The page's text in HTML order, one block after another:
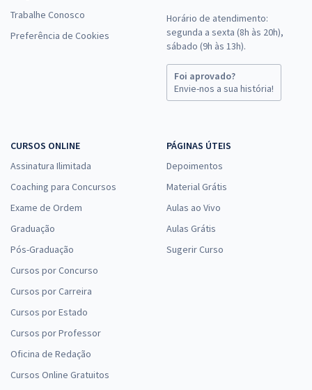
Trabalhe Conosco
Preferência de Cookies
Horário de atendimento:
segunda a sexta (8h às 20h),
sábado (9h às 13h).
Foi aprovado?
Envie-nos a sua história!
CURSOS ONLINE
Assinatura Ilimitada
Coaching para Concursos
Exame de Ordem
Graduação
Pós-Graduação
Cursos por Concurso
Cursos por Carreira
Cursos por Estado
Cursos por Professor
Oficina de Redação
Cursos Online Gratuitos
PÁGINAS ÚTEIS
Depoimentos
Material Grátis
Aulas ao Vivo
Aulas Grátis
Sugerir Curso